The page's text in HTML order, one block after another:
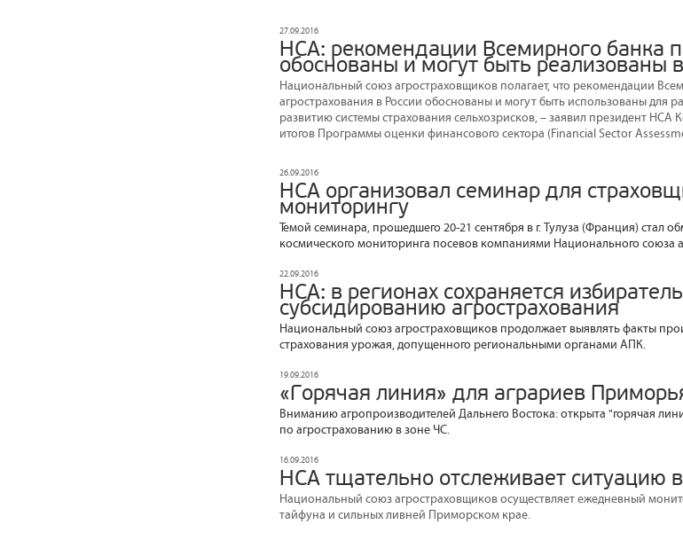
27.09.2016
НСА: рекомендации Всемирного банка
обоснованы и могут быть реализованы
Национальный союз агростраховщиков полагает, что рекомендации
агрострахования в России обоснованы и могут быть использованы для
развитию системы страхования сельхозрисков, – заявил президент
итогов Программы оценки финансового сектора (Financial Sector
26.09.2016
НСА организовал семинар для
мониторингу
Темой семинара, прошедшего 20-21 сентября в г. Тулуза (Франция) стал
космического мониторинга посевов компаниями Национального союза
22.09.2016
НСА: в регионах сохраняется
субсидированию агрострахования
Национальный союз агростраховщиков продолжает выявлять факты
страхования урожая, допущенного региональными органами АПК.
19.09.2016
«Горячая линия» для аграриев
Вниманию агропроизводителей Дальнего Востока: открыта "горячая
по агрострахованию в зоне ЧС.
16.09.2016
НСА тщательно отслеживает ситуацию
Национальный союз агростраховщиков осуществляет ежедневный
тайфуна и сильных ливней Приморском крае.